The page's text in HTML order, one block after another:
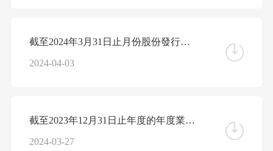
截至2024年3月31日止月份股份發行人的證券變動月報表
2024-04-03
截至2023年12月31日止年度的年度業績公告
2024-03-27